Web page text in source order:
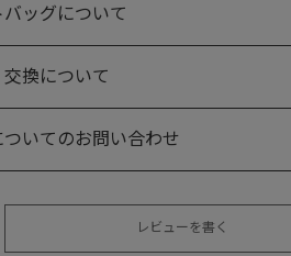
ッグについて
換について
いてのお問い合わせ
レビューを書く